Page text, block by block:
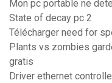
Mon pc portable ne
State of decay pc 2
Télécharger need for
Plants vs zombies
gratis
Driver ethernet